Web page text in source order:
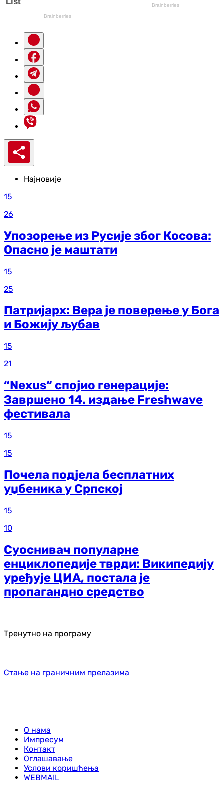
Најновије
15
26
Упозорење из Русије због Косова:
Опасно је маштати
15
25
Патријарх: Вера је поверење у Бога
и Божију љубав
15
21
“Nexus“ спојио генерације:
Завршено 14. издање Freshwave
фестивала
15
15
Почела подјела бесплатних
уџбеника у Српској
15
10
Суоснивач популарне
енциклопедије тврди: Википедију
уређује ЦИА, постала је
пропагандно средство
Тренутно на програму
Стање на граничним прелазима
О нама
Импресум
Контакт
Оглашавање
Услови коришћења
WEBMAIL